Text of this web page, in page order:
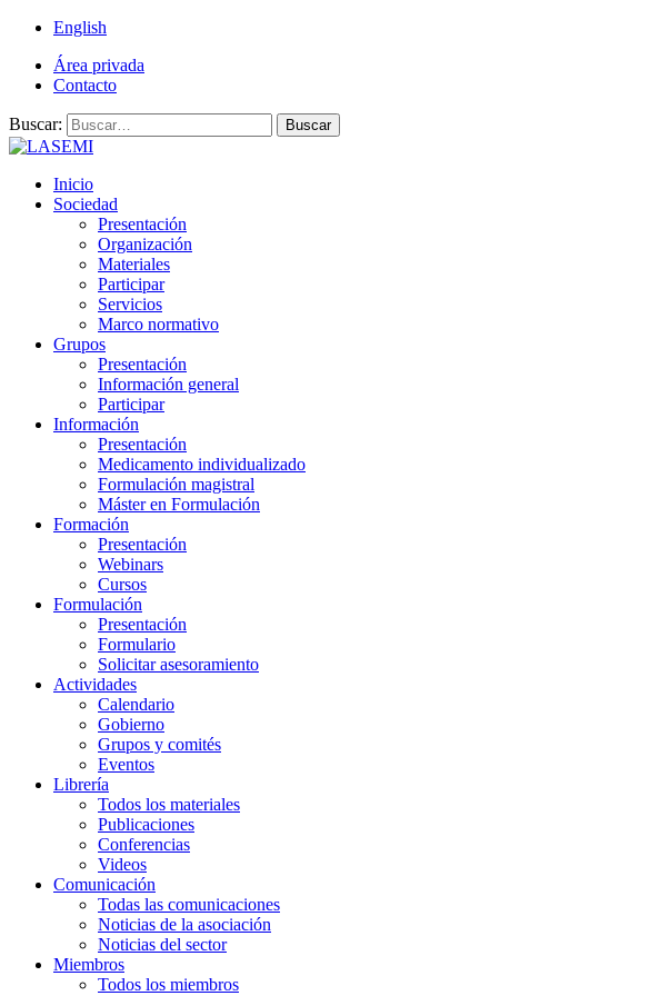
English
Área privada
Contacto
Buscar: Buscar
Inicio
Sociedad
Presentación
Organización
Materiales
Participar
Servicios
Marco normativo
Grupos
Presentación
Información general
Participar
Información
Presentación
Medicamento individualizado
Formulación magistral
Máster en Formulación
Formación
Presentación
Webinars
Cursos
Formulación
Presentación
Formulario
Solicitar asesoramiento
Actividades
Calendario
Gobierno
Grupos y comités
Eventos
Librería
Todos los materiales
Publicaciones
Conferencias
Videos
Comunicación
Todas las comunicaciones
Noticias de la asociación
Noticias del sector
Miembros
Todos los miembros